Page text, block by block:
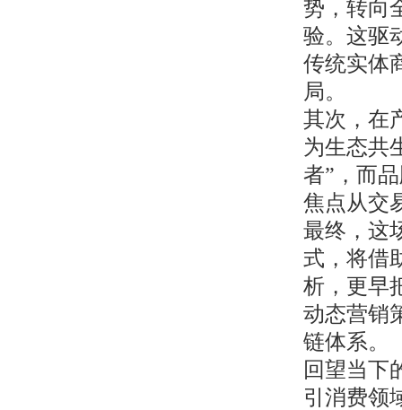
势，转向
验。这驱
传统实体
局。
其次，在
为生态共
者”，而
焦点从交
最终，这
式，将借
析，更早
动态营销
链体系。
回望当下
引消费领